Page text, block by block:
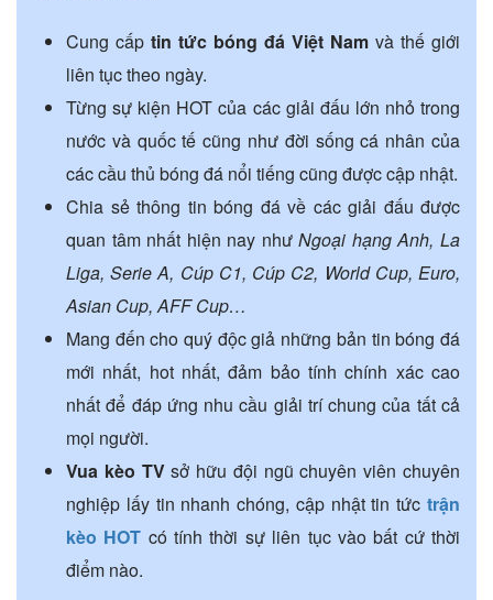
Cung cấp tin tức bóng đá Việt Nam và thế giới
liên tục theo ngày.
Từng sự kiện HOT của các giải đấu lớn nhỏ trong
nước và quốc tế cũng như đời sống cá nhân của
các cầu thủ bóng đá nổi tiếng cũng được cập nhật.
Chia sẻ thông tin bóng đá về các giải đấu được
quan tâm nhất hiện nay nhưNgoại hạng Anh, La
Liga, Serie A, Cúp C1, Cúp C2, World Cup, Euro,
Asian Cup, AFF Cup…
Mang đến cho quý độc giả những bản tin bóng đá
mới nhất, hot nhất, đảm bảo tính chính xác cao
nhất để đáp ứng nhu cầu giải trí chung của tất cả
mọi người.
Vua kèo TVsở hữu đội ngũ chuyên viên chuyên
nghiệp lấy tin nhanh chóng, cập nhật tin tức trận
kèo HOT có tính thời sự liên tục vào bất cứ thời
điểm nào.